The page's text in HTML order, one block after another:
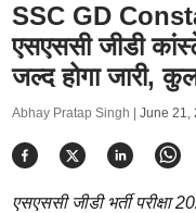
SSC GD
एसएससी जीडी
जल्द होगा जारी,
Abhay Pratap Singh | June 21,
एसएससी जीडी भर्ती